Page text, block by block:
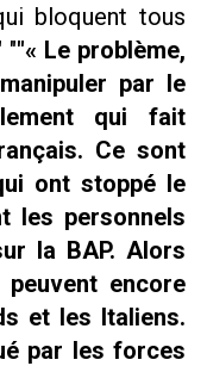
bloquent tous
« Le problème,
par le
qui fait
Ce sont
ont stoppé le
les personnels
la BAP. Alors
encore
et les Italiens.
par les forces